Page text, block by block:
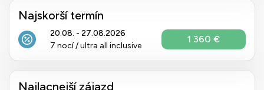
Najskorší termín
20.08. - 27.08.2026
7 nocí / ultra all inclusive
1 360 €
Najlacnejší zájazd